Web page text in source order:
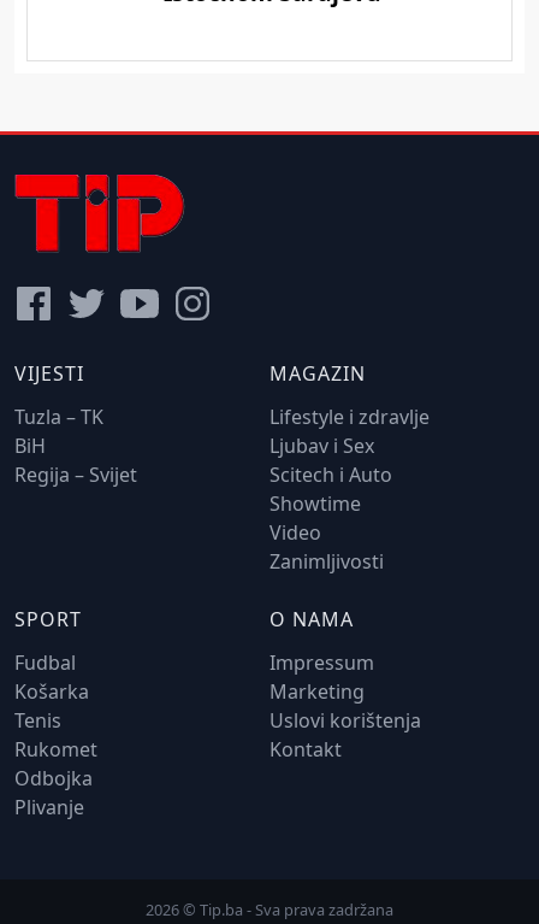
VIJESTI
Tuzla – TK
BiH
Regija – Svijet
MAGAZIN
Lifestyle i zdravlje
Ljubav i Sex
Scitech i Auto
Showtime
Video
Zanimljivosti
SPORT
Fudbal
Košarka
Tenis
Rukomet
Odbojka
Plivanje
O NAMA
Impressum
Marketing
Uslovi korištenja
Kontakt
2026 © Tip.ba - Sva prava zadržana